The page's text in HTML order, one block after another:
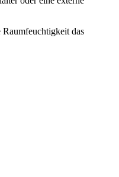
Raumfeuchtigkeit das